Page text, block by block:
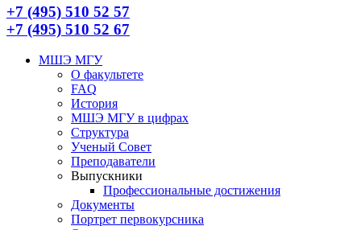
+7 (495) 510 52 57
+7 (495) 510 52 67
МШЭ МГУ
О факультете
FAQ
История
МШЭ МГУ в цифрах
Структура
Ученый Совет
Преподаватели
Выпускники
Профессиональные достижения
Документы
Портрет первокурсника